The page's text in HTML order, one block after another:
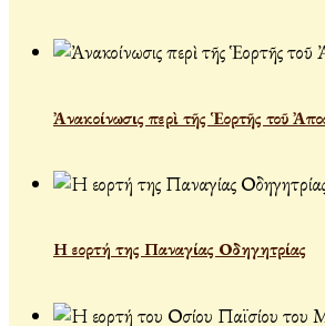
Ἀνακοίνωσις περὶ τῆς Ἑορτῆς τοῦ
Η εορτή της Παναγίας Οδηγητρίας